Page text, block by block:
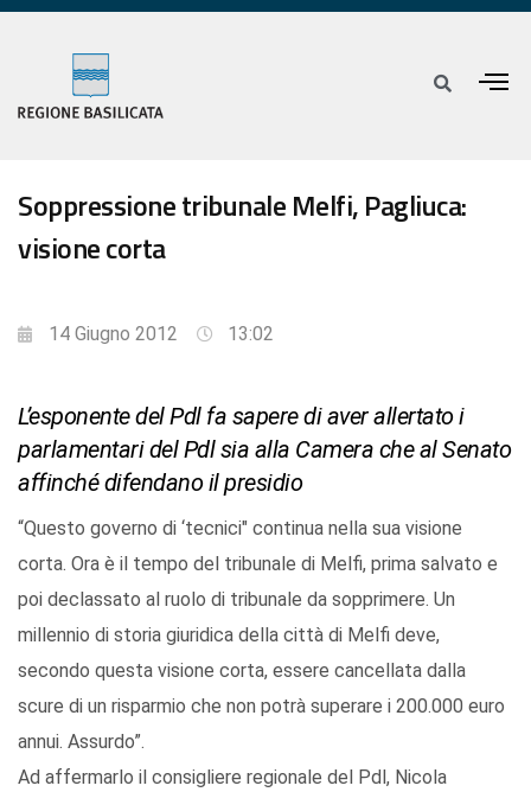
Soppressione tribunale Melfi, Pagliuca:
visione corta
14 Giugno 2012 13:02
L’esponente del Pdl fa sapere di aver allertato i
parlamentari del Pdl sia alla Camera che al Senato
affinché difendano il presidio
“Questo governo di ‘tecnici" continua nella sua visione
corta. Ora è il tempo del tribunale di Melfi, prima salvato e
poi declassato al ruolo di tribunale da sopprimere. Un
millennio di storia giuridica della città di Melfi deve,
secondo questa visione corta, essere cancellata dalla
scure di un risparmio che non potrà superare i 200.000 euro
annui. Assurdo”.
Ad affermarlo il consigliere regionale del Pdl, Nicola